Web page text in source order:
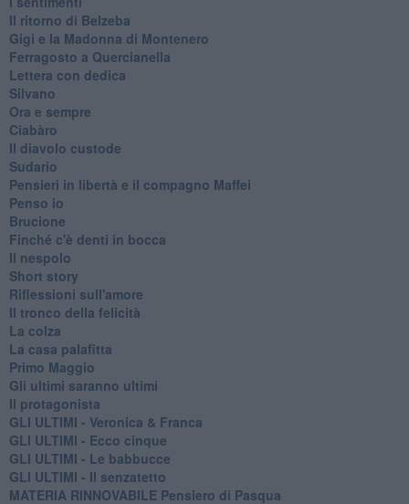
Il ritorno di Belzeba
Gigi e la Madonna di Montenero
Ferragosto a Quercianella
Lettera con dedica
Silvano
Ora e sempre
Ciabàro
Il diavolo custode
Sudario
Pensieri in libertà e il compagno Maffei
Penso io
Brucione
Finché c'è denti in bocca
Il nespolo
Short story
Riflessioni sull'amore
Il tronco della felicità
La colza
La casa palafitta
Primo Maggio
Gli ultimi saranno ultimi
Il protagonista
GLI ULTIMI - Veronica & Franca
GLI ULTIMI - Ecco cinque
GLI ULTIMI - Le babbucce
GLI ULTIMI - Il senzatetto
MATERIA RINNOVABILE Pensiero di Pasqua